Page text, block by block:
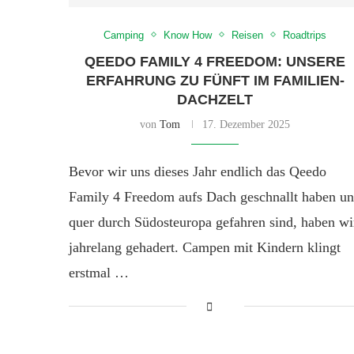
Camping Know How Reisen Roadtrips
QEEDO FAMILY 4 FREEDOM: UNSERE
ERFAHRUNG ZU FÜNFT IM FAMILIEN-
DACHZELT
von Tom 17. Dezember 2025
Bevor wir uns dieses Jahr endlich das Qeedo
Family 4 Freedom aufs Dach geschnallt haben
quer durch Südosteuropa gefahren sind, haben
jahrelang gehadert. Campen mit Kindern klingt
erstmal …